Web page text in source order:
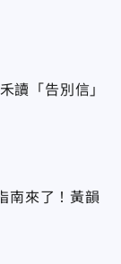
讀「告別信」
南來了！黃韻